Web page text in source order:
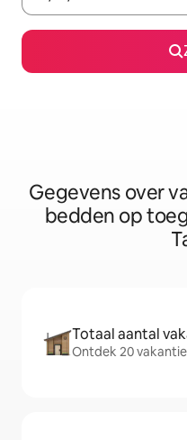
Gegevens over
bedden op
Totaal aantal
Ontdek 20